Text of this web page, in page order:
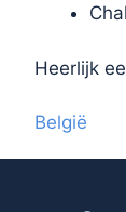
Heerlijk
België